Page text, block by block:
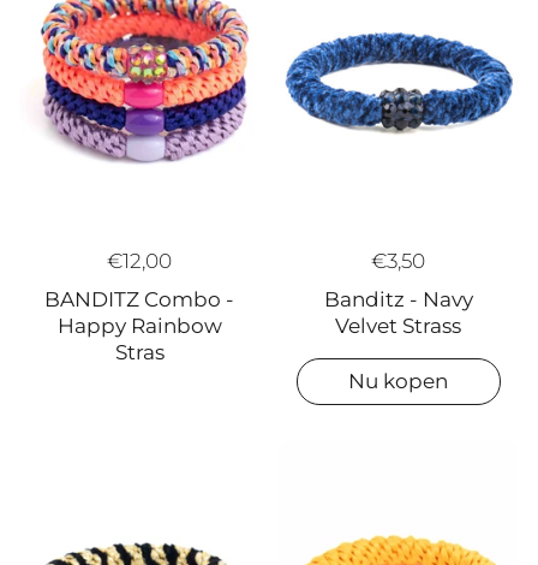
€12,00
BANDITZ Combo -
Happy Rainbow
Stras
€3,50
Banditz - Navy
Velvet Strass
Nu kopen